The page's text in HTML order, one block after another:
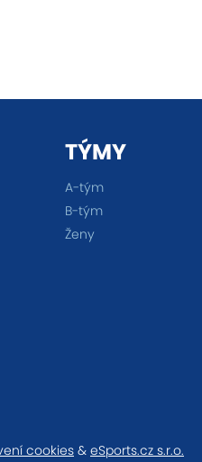
TÝMY
A-tým
B-tým
Ženy
cookies & eSports.cz s.r.o.